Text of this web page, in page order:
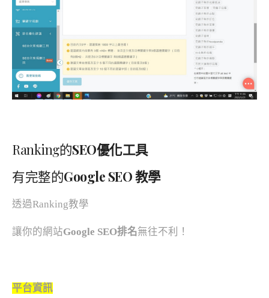
Ranking的SEO優化工具
有完整的Google SEO 教學
透過Ranking教學
讓你的網站Google SEO排名無往不利！
平台資訊